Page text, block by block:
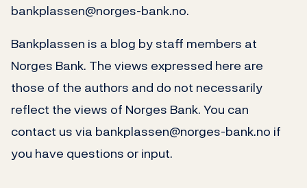
bankplassen@norges-bank.no.
Bankplassen is a blog by staff members at
Norges Bank. The views expressed here are
those of the authors and do not necessarily
reflect the views of Norges Bank. You can
contact us via bankplassen@norges-bank.no if
you have questions or input.